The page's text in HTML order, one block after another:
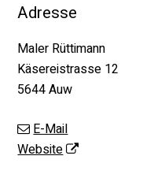
Adresse
Maler Rüttimann
Käsereistrasse 12
5644 Auw
E-Mail
Website